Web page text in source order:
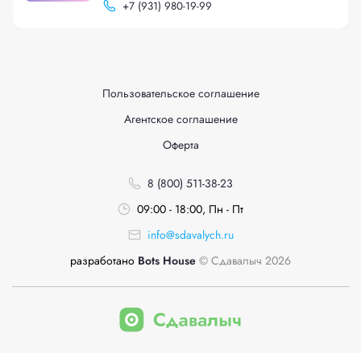
+7 (931) 980-19-99
Пользовательское соглашение
Агентское соглашение
Оферта
8 (800) 511-38-23
09:00 - 18:00, Пн - Пт
info@sdavalych.ru
разработано Bots House © Сдавалыч 2026